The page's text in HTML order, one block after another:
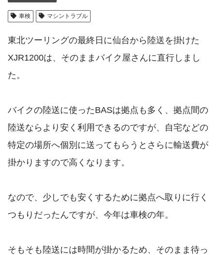
車検 マシントラブル
東北ツーリングの最終日に仙台から陸送を掛けた
XJR1200は、そのままバイク屋さんに直行しまし
た。
バイクの陸送に使ったBASは拠点も多く、拠点間の
陸送ならより安く利用できるのですが、自宅などの
特定の場所へ個別に送ってもらうとさらに輸送費が
掛かりますので高くなります。
なので、少しでも安くするために拠点へ取りに行く
つもりだったんですが、今年は車検の年。
そもそも陸送には時間が掛かるため、そのまま待っ